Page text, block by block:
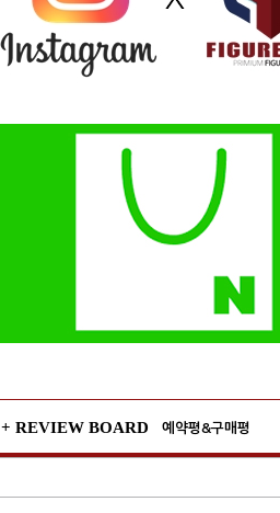
+ REVIEW BOARD 예약평&구매평